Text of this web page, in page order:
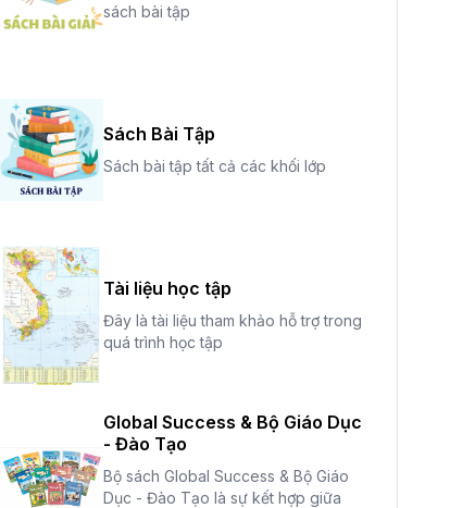
sách bài tập
Sách Bài Tập
Sách bài tập tất cả các khối lớp
Tài liệu học tập
Đây là tài liệu tham khảo hỗ trợ trong
quá trình học tập
Global Success & Bộ Giáo Dục
- Đào Tạo
Bộ sách Global Success & Bộ Giáo
Dục - Đào Tạo là sự kết hợp giữa